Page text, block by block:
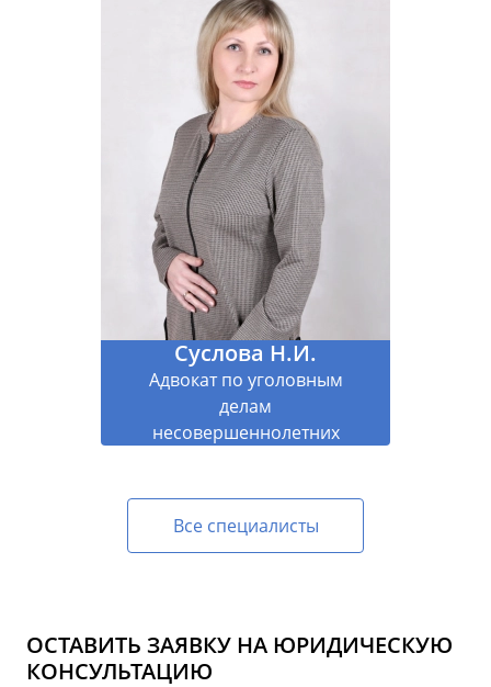
Суслова Н.И.
Адвокат по уголовным
делам
несовершеннолетних
Все специалисты
ОСТАВИТЬ ЗАЯВКУ НА ЮРИДИЧЕСКУЮ
КОНСУЛЬТАЦИЮ